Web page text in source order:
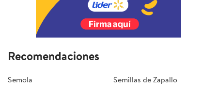
Recomendaciones
Semola
Semillas de Zapallo